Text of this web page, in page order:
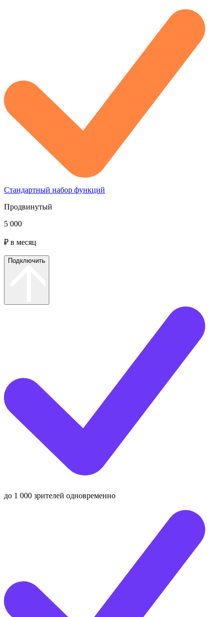
Стандартный набор функций
Продвинутый
5 000
₽ в месяц
Подключить
до 1 000 зрителей одновременно